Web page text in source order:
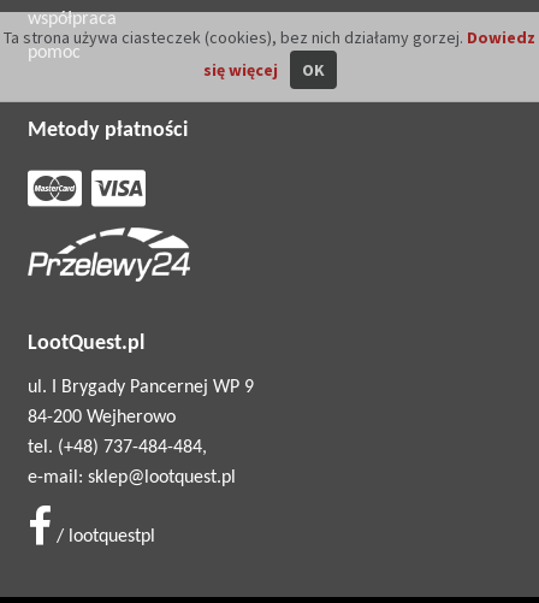
współpraca
pomoc
Metody płatności
LootQuest.pl
ul. I Brygady Pancernej WP 9
84-200 Wejherowo
tel. (+48) 737-484-484,
e-mail: sklep@lootquest.pl
/ lootquestpl
Ta strona używa ciasteczek (cookies), bez nich działamy gorzej. Dowiedz
się więcej
OK